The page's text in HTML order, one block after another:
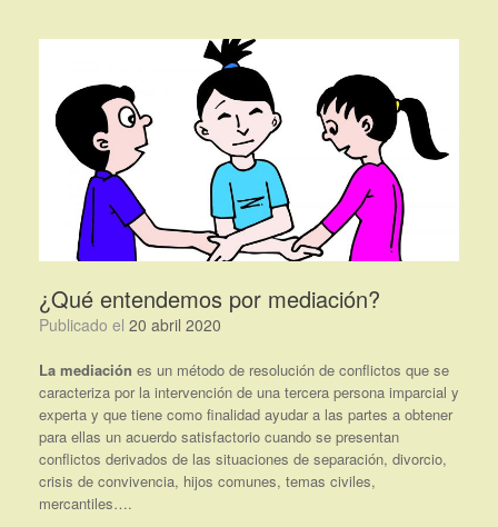
¿Qué entendemos por mediación?
Publicado el 20 abril 2020
La mediación es un método de resolución de conflictos que se
caracteriza por la intervención de una tercera persona imparcial y
experta y que tiene como finalidad ayudar a las partes a obtener
para ellas un acuerdo satisfactorio cuando se presentan
conflictos derivados de las situaciones de separación, divorcio,
crisis de convivencia, hijos comunes, temas civiles,
mercantiles….